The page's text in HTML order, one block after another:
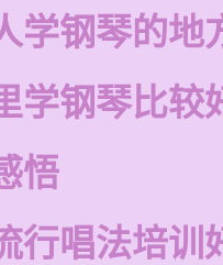
学钢琴的地
学钢琴比较
悟
行唱法培训